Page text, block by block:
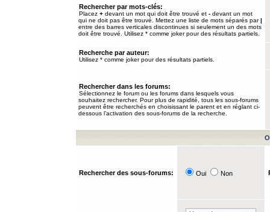
Rechercher par mots-clés:
Placez + devant un mot qui doit être trouvé et - devant un mot
qui ne doit pas être trouvé. Mettez une liste de mots séparés par|
entre des barres verticales discontinues si seulement un des mots
doit être trouvé. Utilisez * comme joker pour des résultats partiels.
Recherche par auteur:
Utilisez * comme joker pour des résultats partiels.
Rechercher dans les forums:
Sélectionnez le forum ou les forums dans lesquels vous
souhaitez rechercher. Pour plus de rapidité, tous les sous-forums
peuvent être recherchés en choisissant le parent et en réglant ci-
dessous l’activation des sous-forums de la recherche.
Rechercher des sous-forums: Oui Non